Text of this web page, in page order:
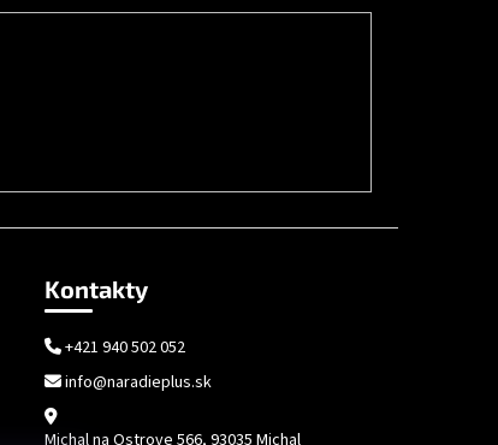
Kontakty
+421 940 502 052
info@naradieplus.sk